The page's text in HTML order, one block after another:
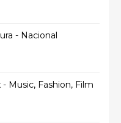
- Nacional
Music, Fashion, Film